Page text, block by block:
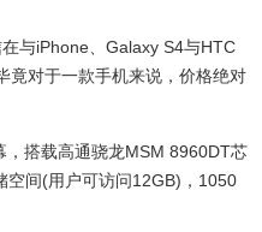
与iPhone、Galaxy S4与HTC
竟对于一款手机来说，价格绝对
搭载高通骁龙MSM 8960DT芯
空间(用户可访问12GB)，1050